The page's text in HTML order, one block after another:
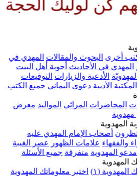
الحجة بن
والمقالات المهدي في
أجوبة أهل البيت
والزيارات التوقيعات
دعوى اليماني جميع الكتب
المراثي المواليد معرض
المهدي عليه
الظهور عصر الغيبة
متفرقة جميع الأسئلة
اختبر معلوماتك المهدوية